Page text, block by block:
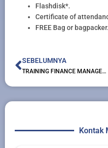
Flashdisk*.
Certificate of
FREE Bag or bagpacker.
Prev
SEBELUMNYA
TRAINING FINANCE MANAGEMENT
Kontak